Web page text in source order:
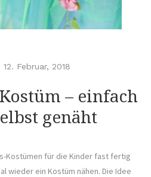
12. Februar, 2018
– einfach
genäht
Kostümen für die Kinder fast fertig
wieder ein Kostüm nähen. Die Idee